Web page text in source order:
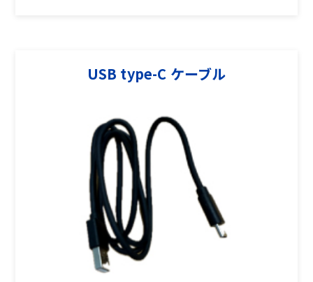
USB type-C ケーブル